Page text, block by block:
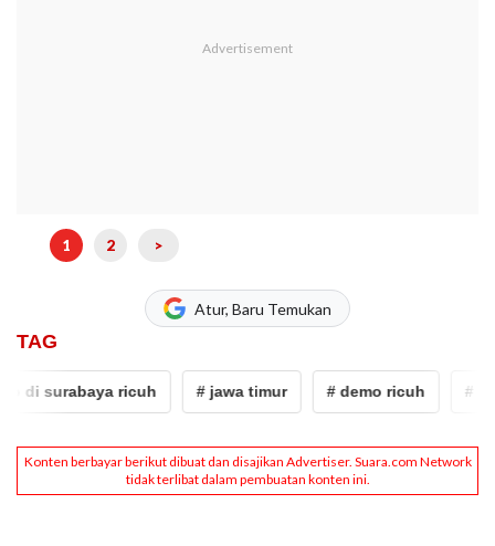
1 2 >
Atur, Baru Temukan
TAG
di surabaya ricuh # jawa timur # demo ricuh #